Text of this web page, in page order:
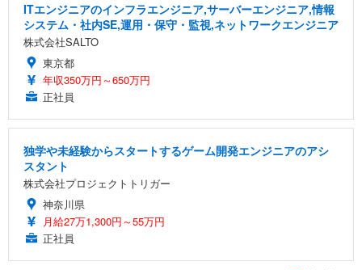
ITエンジニアのインフラエンジニア,サーバーエンジニア,情報
システム・社内SE,運用・保守・監視,ネットワークエンジニア
株式会社SALTO
東京都
年収350万円～650万円
正社員
独学や未経験からスタートするゲーム開発エンジニアのアシ
スタント
株式会社プロジェクトトリガー
神奈川県
月給27万1,300円～55万円
正社員